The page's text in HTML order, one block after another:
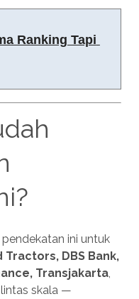
Ranking Tapi
ini untuk
Tractors, DBS Bank,
Transjakarta,
skala —